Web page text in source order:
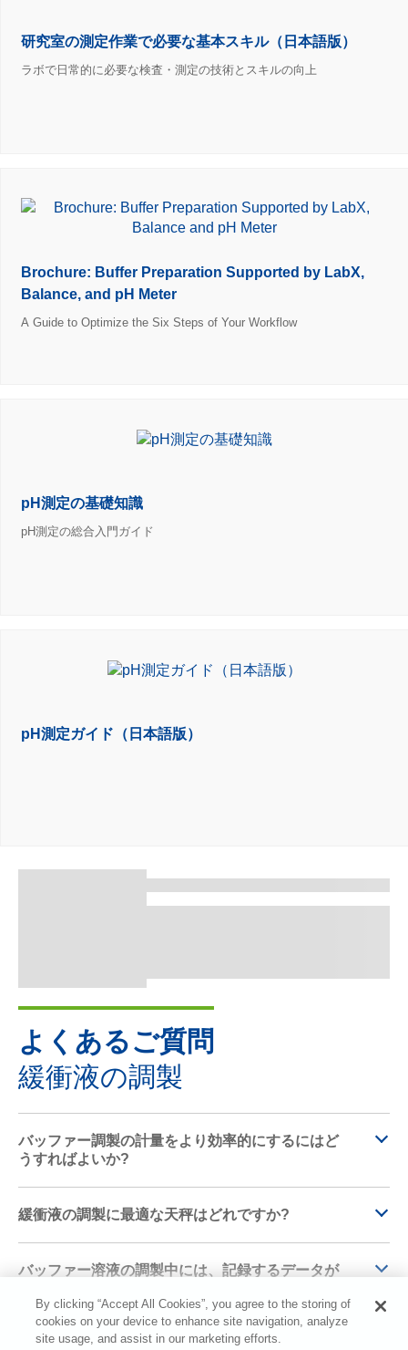
研究室の測定作業で必要な基本スキル（日本語版）
ラボで日常的に必要な検査・測定の技術とスキルの向上
Brochure: Buffer Preparation Supported by LabX,
Balance, and pH Meter
A Guide to Optimize the Six Steps of Your Workflow
pH測定の基礎知識
pH測定の総合入門ガイド
pH測定ガイド（日本語版）
よくあるご質問
緩衝液の調製
バッファー調製の計量をより効率的にするにはど
うすればよいか?
緩衝液の調製に最適な天秤はどれですか?
バッファー溶液の調製中には、記録するデータが
いようにできますか?エラーのない解決策が必要で
す。
By clicking “Accept All Cookies”, you agree to the storing of
cookies on your device to enhance site navigation, analyze
site usage, and assist in our marketing efforts.